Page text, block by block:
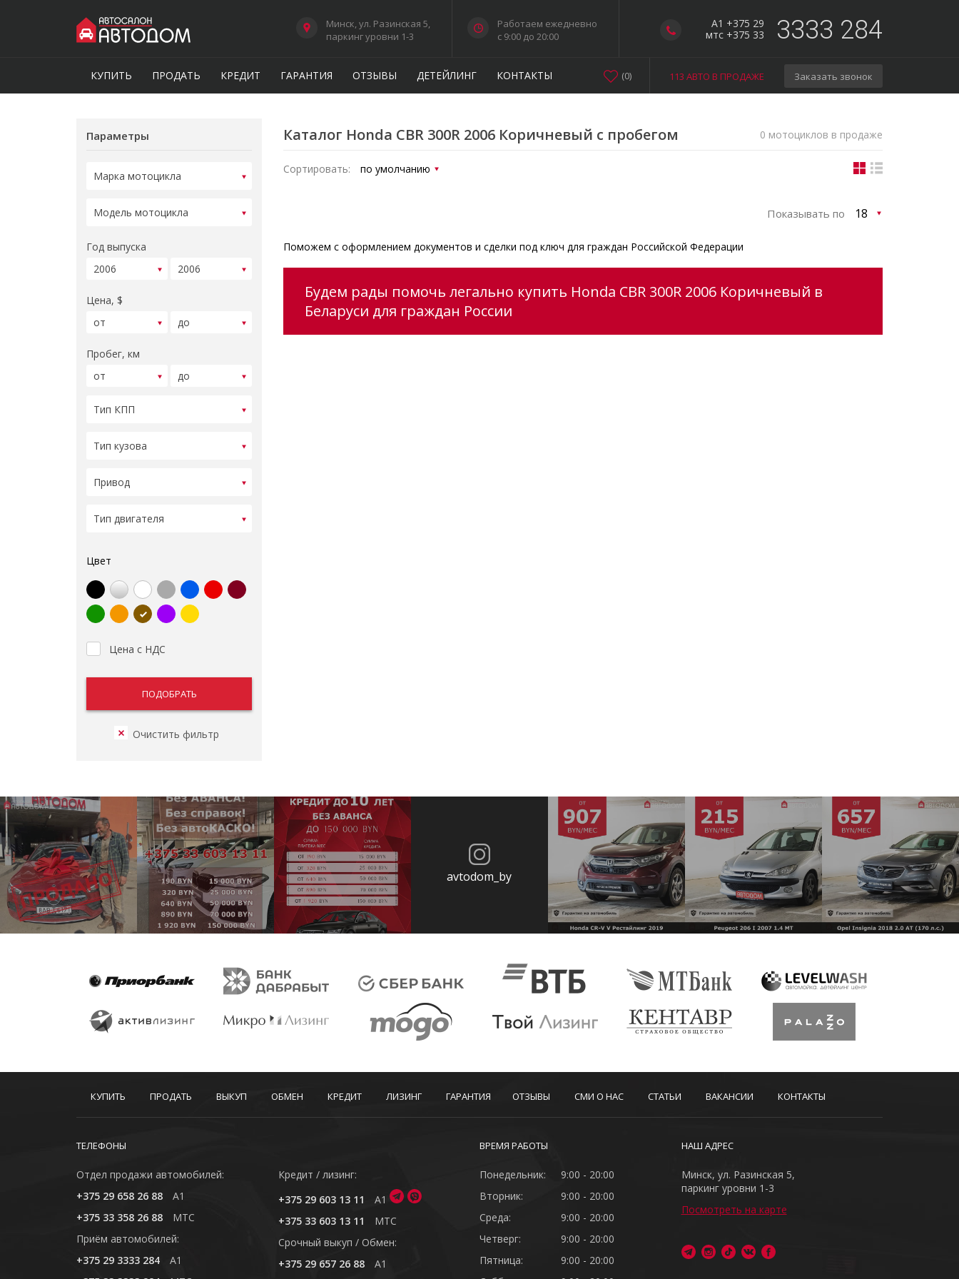
A1 +375 29
мтс +375 33
3333 284
Минск, ул. Разинская 5,
паркинг уровни 1-3
Работаем ежедневно
c 9:00 до 20:00
КУПИТЬ ПРОДАТЬ КРЕДИТ ГАРАНТИЯ ОТЗЫВЫ ДЕТЕЙЛИНГ КОНТАКТЫ 113 АВТО В ПРОДАЖЕ Заказать звонок
(0)
Параметры
Год выпуска
Цена, $
Пробег, км
Цвет
Цена с НДС
Каталог Honda CBR 300R 2006 Коричневый с пробегом 0 мотоциклов в продаже
Сортировать:
Показывать по
Поможем с оформлением документов и сделки под ключ для граждан Российской Федерации
Будем рады помочь легально купить Honda CBR 300R 2006 Коричневый в
Беларуси для граждан России
avtodom_by
КУПИТЬ ПРОДАТЬ ВЫКУП ОБМЕН КРЕДИТ ЛИЗИНГ ГАРАНТИЯ ОТЗЫВЫ СМИ О НАС СТАТЬИ ВАКАНСИИ КОНТАКТЫ
ТЕЛЕФОНЫ
Отдел продажи автомобилей:
+375 29 658 26 88
A1
+375 33 358 26 88
MTC
Приём автомобилей:
+375 29 3333 284
A1
Кредит / лизинг:
+375 29 603 13 11
A1
+375 33 603 13 11
MTC
Cрочный выкуп / Обмен:
+375 29 657 26 88
A1
ВРЕМЯ РАБОТЫ
Понедельник:
9:00 - 20:00
Вторник:
9:00 - 20:00
Среда:
9:00 - 20:00
Четверг:
9:00 - 20:00
Пятница:
9:00 - 20:00
НАШ АДРЕС
Минск, ул. Разинская 5,
паркинг уровни 1-3
Посмотреть на карте